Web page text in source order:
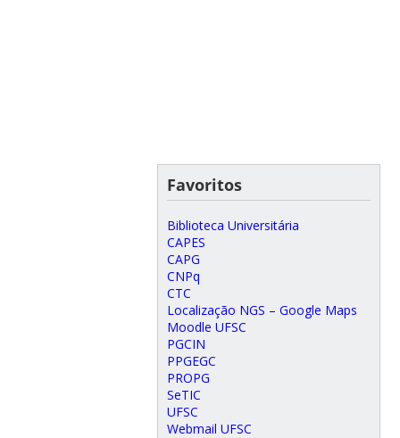
Favoritos
Biblioteca Universitária
CAPES
CAPG
CNPq
CTC
Localização NGS – Google Maps
Moodle UFSC
PGCIN
PPGEGC
PROPG
SeTIC
UFSC
Webmail UFSC